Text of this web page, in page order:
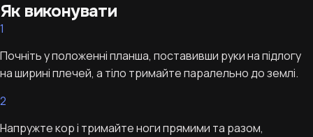
Як виконувати
1
Почніть у положенні планша, поставивши руки на підлогу
на ширині плечей, а тіло тримайте паралельно до землі.
2
Напружте кор і тримайте ноги прямими та разом,